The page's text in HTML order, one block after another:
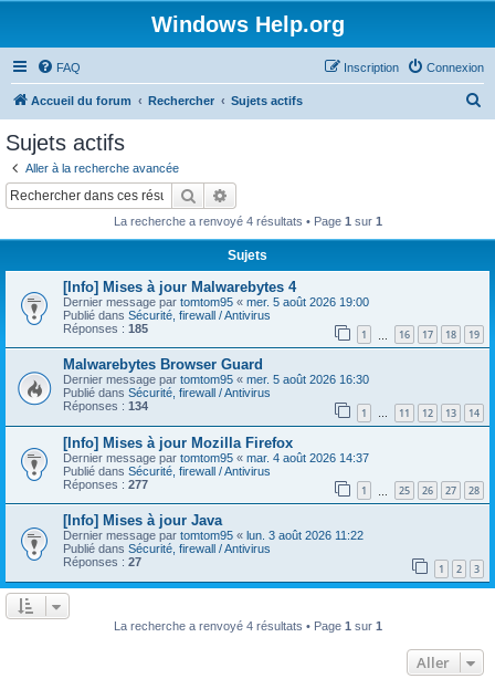
Windows Help.org
FAQ Connexion
Inscription
Accueil du forum Rechercher Sujets actifs
Sujets actifs
Aller à la recherche avancée
Rechercher
La recherche a renvoyé 4 résultats • Page 1 sur 1
Sujets
[Info] Mises à jour Malwarebytes 4
Dernier message par tomtom95 « mer. 5 août 2026 19:00
Publié dans Sécurité, firewall / Antivirus
Réponses : 185 1 16 17 18 19
Malwarebytes Browser Guard
Dernier message par tomtom95 « mer. 5 août 2026 16:30
Publié dans Sécurité, firewall / Antivirus
Réponses : 134 1 … 11 12 13 14
[Info] Mises à jour Mozilla Firefox
Dernier message par tomtom95 « mar. 4 août 2026 14:37
Publié dans Sécurité, firewall / Antivirus
Réponses : 277 1 25 26 27 28
[Info] Mises à jour Java
Dernier message par tomtom95 « lun. 3 août 2026 11:22
Publié dans Sécurité, firewall / Antivirus
Réponses : 27 1 2 3
La recherche a renvoyé 4 résultats • Page 1 sur 1
Aller